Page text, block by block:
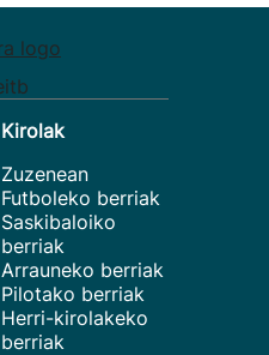
Kirolak
Zuzenean
Futboleko berriak
Saskibaloiko
berriak
Arrauneko berriak
Pilotako berriak
Herri-kirolakeko
berriak